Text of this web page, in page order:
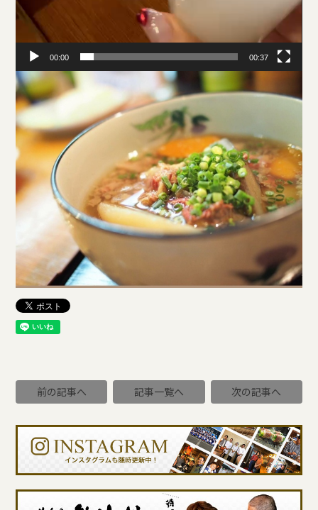
00:00 00:37
前の記事へ 記事一覧へ 次の記事へ